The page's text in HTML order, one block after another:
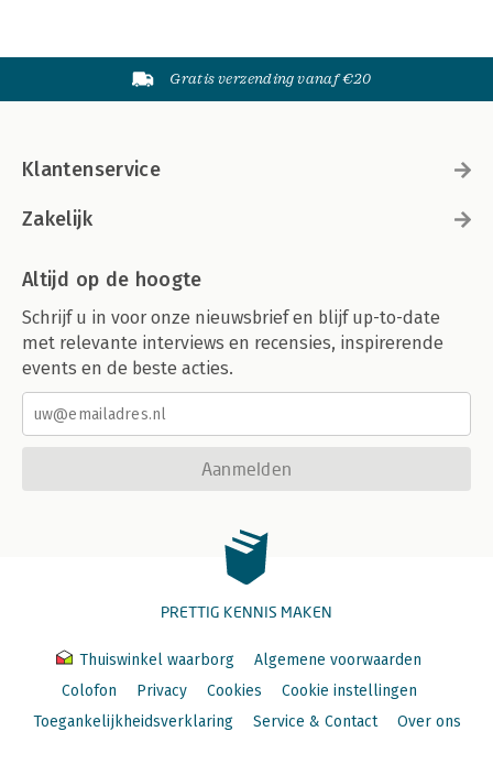
Gratis verzending vanaf €20
Klantenservice
Zakelijk
Altijd op de hoogte
Schrijf u in voor onze nieuwsbrief en blijf up-to-date
met relevante interviews en recensies, inspirerende
events en de beste acties.
Aanmelden
PRETTIG KENNIS MAKEN
Thuiswinkel waarborg
Algemene voorwaarden
Colofon
Privacy Cookies
Cookie instellingen
Toegankelijkheidsverklaring
Service & Contact Over ons